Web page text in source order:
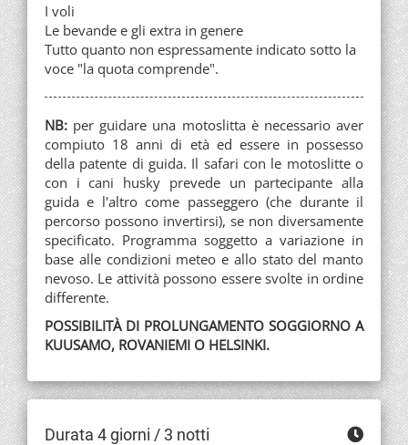
I voli
Le bevande e gli extra in genere
Tutto quanto non espressamente indicato sotto la
voce "la quota comprende".
NB: per guidare una motoslitta è necessario aver
compiuto 18 anni di età ed essere in possesso
della patente di guida. Il safari con le motoslitte o
con i cani husky prevede un partecipante alla
guida e l'altro come passeggero (che durante il
percorso possono invertirsi), se non diversamente
specificato. Programma soggetto a variazione in
base alle condizioni meteo e allo stato del manto
nevoso. Le attività possono essere svolte in ordine
differente.
POSSIBILITÀ DI PROLUNGAMENTO SOGGIORNO A
KUUSAMO, ROVANIEMI O HELSINKI.
Durata 4 giorni / 3 notti